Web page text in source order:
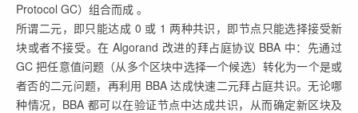
Protocol GC）组合而成 。
所谓二元，即只能达成 0 或 1 两种共识，即节点只能选择接受新
块或者不接受。在 Algorand 改进的拜占庭协议 BBA 中：先通过
GC 把任意值问题（从多个区块中选择一个候选）转化为一个是或
者否的二元问题，再利用 BBA 达成快速二元拜占庭共识。无论哪
种情况，BBA 都可以在验证节点中达成共识，从而确定新区块及